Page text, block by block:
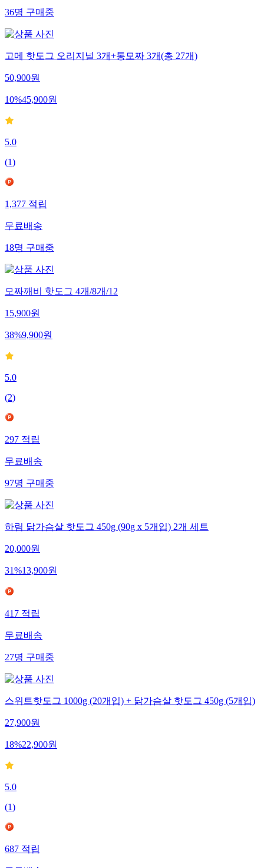
36명구매중
고메 핫도그 오리지널 3개+통모짜 3개(총 27개)
50,900원
10%45,900원
5.0
(1)
1,377적립
무료배송
18명구매중
모짜깨비 핫도그 4개/8개/12
15,900원
38%9,900원
5.0
(2)
297적립
무료배송
97명구매중
하림 닭가슴살 핫도그 450g (90g x 5개입) 2개 세트
20,000원
31%13,900원
417적립
무료배송
27명구매중
스위트핫도그 1000g (20개입) + 닭가슴살 핫도그 450g (5개입)
27,900원
18%22,900원
5.0
(1)
687적립